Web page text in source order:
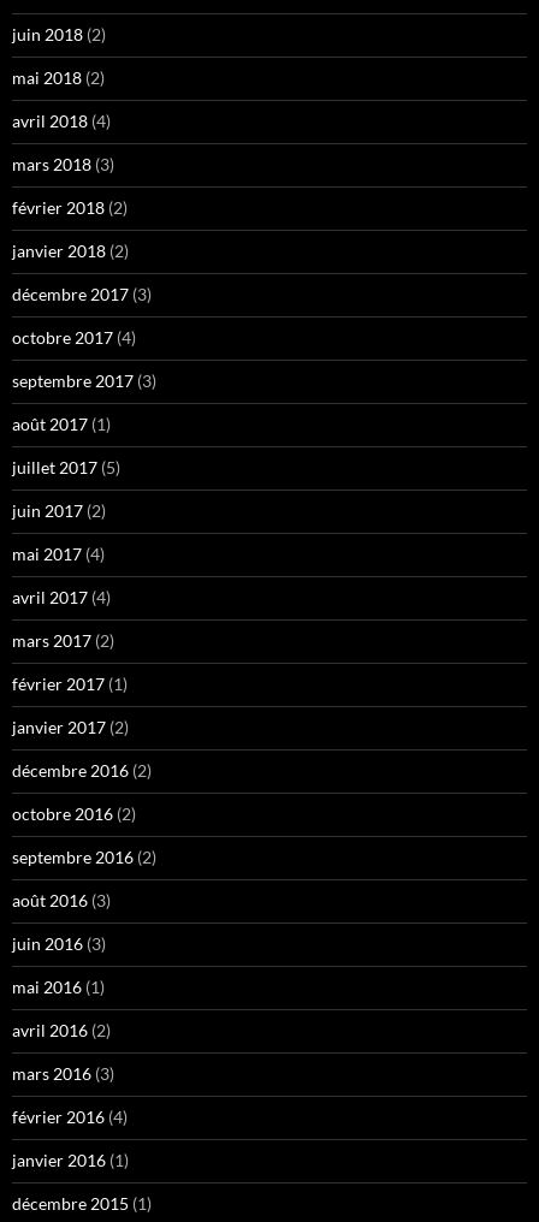
juin 2018 (2)
mai 2018 (2)
avril 2018 (4)
mars 2018 (3)
février 2018 (2)
janvier 2018 (2)
décembre 2017 (3)
octobre 2017 (4)
septembre 2017 (3)
août 2017 (1)
juillet 2017 (5)
juin 2017 (2)
mai 2017 (4)
avril 2017 (4)
mars 2017 (2)
février 2017 (1)
janvier 2017 (2)
décembre 2016 (2)
octobre 2016 (2)
septembre 2016 (2)
août 2016 (3)
juin 2016 (3)
mai 2016 (1)
avril 2016 (2)
mars 2016 (3)
février 2016 (4)
janvier 2016 (1)
décembre 2015 (1)